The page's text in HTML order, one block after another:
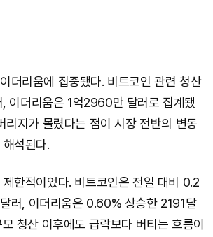
더리움에 집중됐다. 비트코인 관련 청산
이더리움은 1억2960만 달러로 집계됐
리지가 몰렸다는 점이 시장 전반의 변동
석된다.
한적이었다. 비트코인은 전일 대비 0.2
러, 이더리움은 0.60% 상승한 2191달
청산 이후에도 급락보다 버티는 흐름이